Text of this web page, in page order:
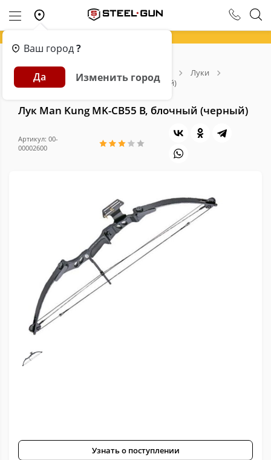
Ваш город?
Да Изменить город
Главная Каталог
Луки
Лук Man Kung MK-CB55 B, блочный (черный)
Лук Man Kung MK-CB55 B, блочный (черный)
Артикул: 00-
00002600
Узнать о поступлении